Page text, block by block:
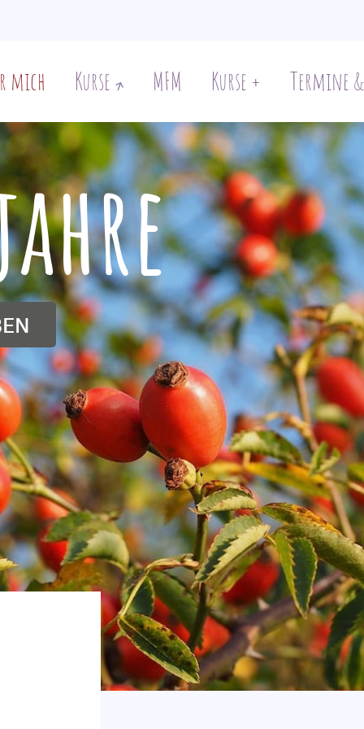
mich Kurse MFM Kurse + Termine